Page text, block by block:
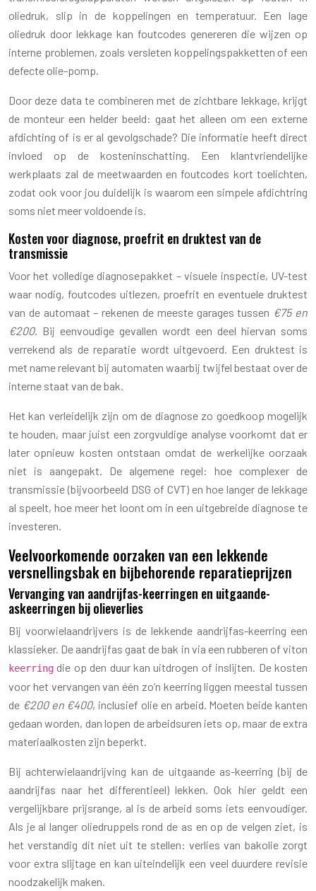
oliedruk, slip in de koppelingen en temperatuur. Een lage
oliedruk door lekkage kan foutcodes genereren die wijzen op
interne problemen, zoals versleten koppelingspakketten of een
defecte olie-pomp.
Door deze data te combineren met de zichtbare lekkage, krijgt
de monteur een helder beeld: gaat het alleen om een externe
afdichting of is er al gevolgschade? Die informatie heeft direct
invloed op de kosteninschatting. Een klantvriendelijke
werkplaats zal de meetwaarden en foutcodes kort toelichten,
zodat ook voor jou duidelijk is waarom een simpele afdichtring
soms niet meer voldoende is.
Kosten voor diagnose, proefrit en druktest van de
transmissie
Voor het volledige diagnosepakket – visuele inspectie, UV-test
waar nodig, foutcodes uitlezen, proefrit en eventuele druktest
van de automaat – rekenen de meeste garages tussen €75 en
€200. Bij eenvoudige gevallen wordt een deel hiervan soms
verrekend als de reparatie wordt uitgevoerd. Een druktest is
met name relevant bij automaten waarbij twijfel bestaat over de
interne staat van de bak.
Het kan verleidelijk zijn om de diagnose zo goedkoop mogelijk
te houden, maar juist een zorgvuldige analyse voorkomt dat er
later opnieuw kosten ontstaan omdat de werkelijke oorzaak
niet is aangepakt. De algemene regel: hoe complexer de
transmissie (bijvoorbeeld DSG of CVT) en hoe langer de lekkage
al speelt, hoe meer het loont om in een uitgebreide diagnose te
investeren.
Veelvoorkomende oorzaken van een lekkende
versnellingsbak en bijbehorende reparatieprijzen
Vervanging van aandrijfas-keerringen en uitgaande-
askeerringen bij olieverlies
Bij voorwielaandrijvers is de lekkende aandrijfas-keerring een
klassieker. De aandrijfas gaat de bak in via een rubberen of viton
keerring die op den duur kan uitdrogen of inslijten. De kosten
voor het vervangen van één zo’n keerring liggen meestal tussen
de €200 en €400, inclusief olie en arbeid. Moeten beide kanten
gedaan worden, dan lopen de arbeidsuren iets op, maar de extra
materiaalkosten zijn beperkt.
Bij achterwielaandrijving kan de uitgaande as-keerring (bij de
aandrijfas naar het differentieel) lekken. Ook hier geldt een
vergelijkbare prijsrange, al is de arbeid soms iets eenvoudiger.
Als je al langer oliedruppels rond de as en op de velgen ziet, is
het verstandig dit niet uit te stellen: verlies van bakolie zorgt
voor extra slijtage en kan uiteindelijk een veel duurdere revisie
noodzakelijk maken.